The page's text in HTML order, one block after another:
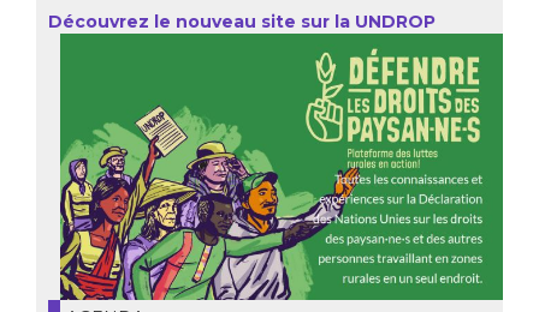
Découvrez le nouveau site sur la UNDROP